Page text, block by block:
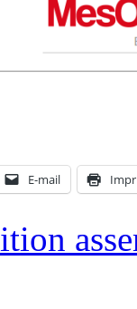
E-mail